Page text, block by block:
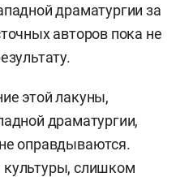
драматургии за
авторов пока не
этой лакуны,
драматургии,
оправдываются.
слишком